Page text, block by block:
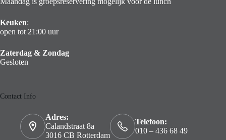
Keuken:
open tot 21:00 uur
Zaterdag & Zondag
Gesloten
Contact Info
Adres:
Calandstraat 8a
3016 CB Rotterdam
Telefoon:
010 – 436 68 49